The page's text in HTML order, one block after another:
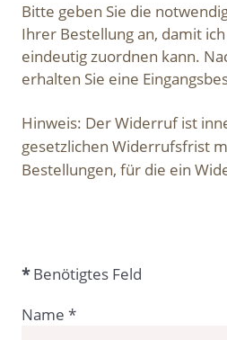
Bitte geben Sie die
Ihrer Bestellung an, damit
eindeutig zuordnen kann.
erhalten Sie eine
Hinweis: Der Widerruf ist
gesetzlichen Widerrufsfrist
Bestellungen, für die ein
*Benötigtes Feld
Name *